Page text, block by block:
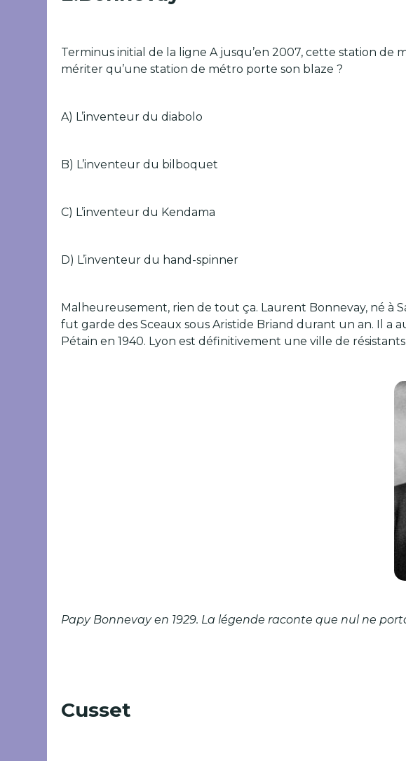
Terminus initial de la ligne A jusqu’en 2007, cette station
mériter qu’une station de métro porte son blaze ?
A) L’inventeur du diabolo
B) L’inventeur du bilboquet
C) L’inventeur du Kendama
D) L’inventeur du hand-spinner
Malheureusement, rien de tout ça. Laurent Bonnevay, né à
fut garde des Sceaux sous Aristide Briand durant un an. Il a
Pétain en 1940. Lyon est définitivement une ville de résistants
Papy Bonnevay en 1929. La légende raconte que nul ne
Cusset